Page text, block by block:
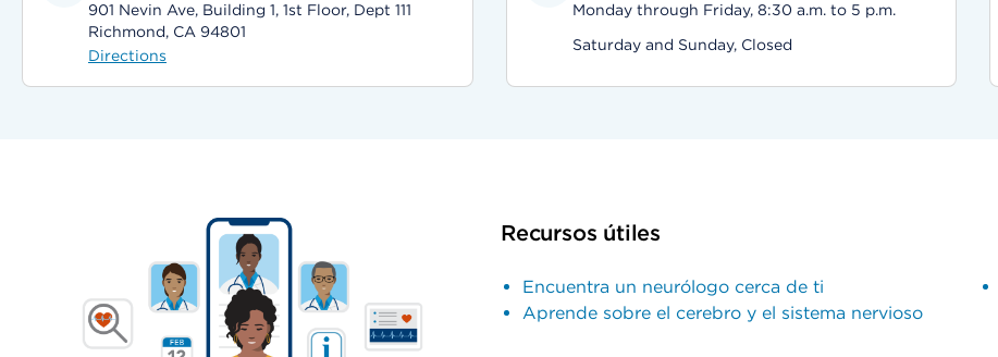
901 Nevin Ave, Building 1, 1st Floor, Dept 111
Richmond, CA 94801
Directions
Monday through Friday, 8:30 a.m. to 5 p.m.
Saturday and Sunday, Closed
Recursos útiles
Encuentra un neurólogo cerca de ti
Aprende sobre el cerebro y el sistema nervioso